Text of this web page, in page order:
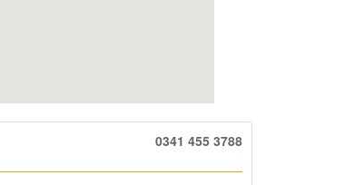
0341 455 3788